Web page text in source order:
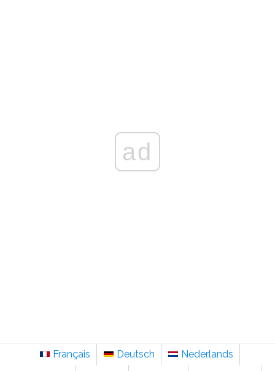
ad
Français Deutsch
Nederlands